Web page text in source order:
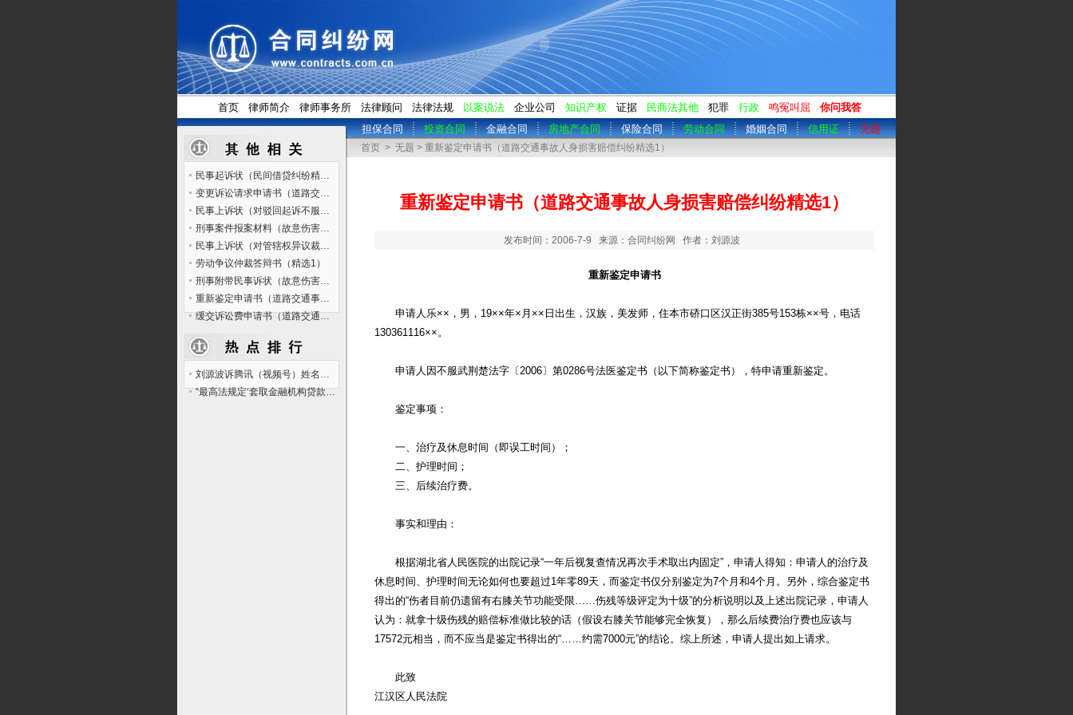
首页 律师简介 律师事务所 法律顾问 法律法规 以案说法 企业公司 知识产权 证据 民商法其他 犯罪 行政 鸣冤叫屈
你问我答
担保合同
投资合同 金融合同 房地产合同 保险合同 劳动合同 婚姻合同 信用证 无题
首页 > 无题 > 重新鉴定申请书（道路交通事故人身损害赔偿纠纷精选1）
重新鉴定申请书（道路交通事故人身损害赔偿纠纷精选1）
发布时间：2006-7-9 来源：合同纠纷网 作者：刘源波
重新鉴定申请书
申请人乐××，男，19××年×月××日出生，汉族，美发师，住本市硚口区汉正街385号153栋××号，电话
130361116××。
申请人因不服武荆楚法字〔2006〕第0286号法医鉴定书（以下简称鉴定书），特申请重新鉴定。
鉴定事项：
一、治疗及休息时间（即误工时间）；
二、护理时间；
三、后续治疗费。
事实和理由：
根据湖北省人民医院的出院记录“一年后视复查情况再次手术取出内固定”，申请人得知：申请人的治疗及
休息时间、护理时间无论如何也要超过1年零89天，而鉴定书仅分别鉴定为7个月和4个月。另外，综合鉴定书
得出的“伤者目前仍遗留有右膝关节功能受限……伤残等级评定为十级”的分析说明以及上述出院记录，申请人
认为：就拿十级伤残的赔偿标准做比较的话（假设右膝关节能够完全恢复），那么后续费治疗费也应该与
17572元相当，而不应当是鉴定书得出的“……约需7000元”的结论。综上所述，申请人提出如上请求。
此致
江汉区人民法院
民事起诉状（民间借贷纠纷精选1）
变更诉讼请求申请书（道路交通事故人身损害赔偿纠纷精选1）
民事上诉状（对驳回起诉不服的案件精选2）
刑事案件报案材料（故意伤害罪精选1）
民事上诉状（对管辖权异议裁定不服的案件精选1）
劳动争议仲裁答辩书（精选1）
刑事附带民事诉状（故意伤害罪精选1）
重新鉴定申请书（道路交通事故人身损害赔偿纠纷精选1）
缓交诉讼费申请书（道路交通事故人身损害赔偿纠纷精选1）
刘源波诉腾讯（视频号）姓名权纠纷案的《民事起诉状》
“最高法规定‘套取金融机构贷款转贷未牟利’的合同也无效”是否有必要？